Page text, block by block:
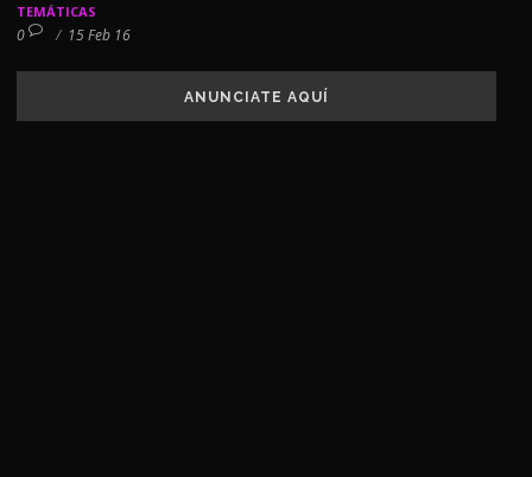
TEMÁTICAS
0 / 15 Feb 16
ANUNCIATE AQUÍ